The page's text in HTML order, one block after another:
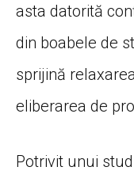
asta datorită
din boabele de
sprijină
eliberarea de
Potrivit unui